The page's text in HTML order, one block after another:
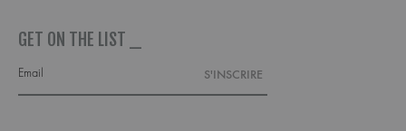
GET ON THE LIST _